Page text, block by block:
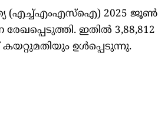
(എച്ച്എംഎസ്ഐ) 2025 ജൂൺ
ഇതിൽ 3,88,812
ഉൾപ്പെടുന്നു.